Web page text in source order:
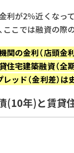
利が2％近くなっ
ここでは融資の際
関の金利（店頭金
住宅建築融資（全
レッド（金利差）
(10年)と賃貸